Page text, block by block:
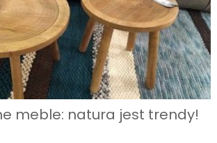
meble: natura jest trendy!